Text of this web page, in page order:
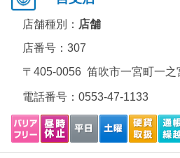
店舗種別： 店舗
店番号：307
〒405-0056 笛吹市一宮町一之
電話番号： 0553-47-1133